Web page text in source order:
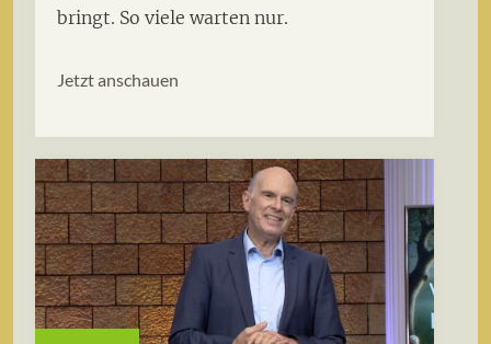
bringt. So viele warten nur.
Jetzt anschauen